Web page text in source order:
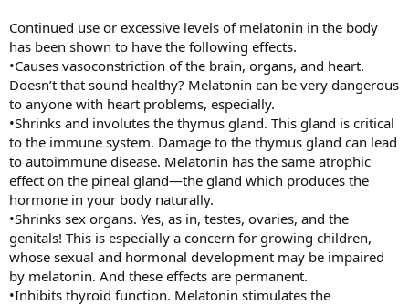
Continued use or excessive levels of melatonin in the body
has been shown to have the following effects.
•Causes vasoconstriction of the brain, organs, and heart.
Doesn’t that sound healthy? Melatonin can be very dangerous
to anyone with heart problems, especially.
•Shrinks and involutes the thymus gland. This gland is critical
to the immune system. Damage to the thymus gland can lead
to autoimmune disease. Melatonin has the same atrophic
effect on the pineal gland—the gland which produces the
hormone in your body naturally.
•Shrinks sex organs. Yes, as in, testes, ovaries, and the
genitals! This is especially a concern for growing children,
whose sexual and hormonal development may be impaired
by melatonin. And these effects are permanent.
•Inhibits thyroid function. Melatonin stimulates the